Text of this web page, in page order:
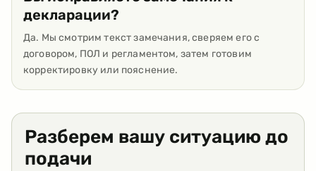
декларации?
Да. Мы смотрим текст замечания, сверяем его с
договором, ПОЛ и регламентом, затем готовим
корректировку или пояснение.
Разберем вашу ситуацию до
подачи